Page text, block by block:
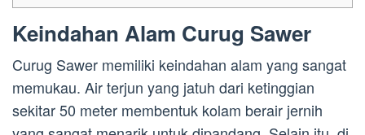
Keindahan Alam Curug Sawer
Curug Sawer memiliki keindahan alam yang sangat
memukau. Air terjun yang jatuh dari ketinggian
sekitar 50 meter membentuk kolam berair jernih